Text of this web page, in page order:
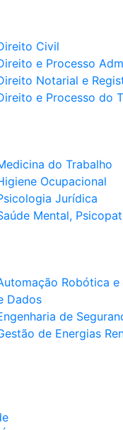
Civil
e Processo
Notarial e
e Processo do
do Trabalho
Ocupacional
Jurídica
Mental,
Robótica
Dados
de
de Energias